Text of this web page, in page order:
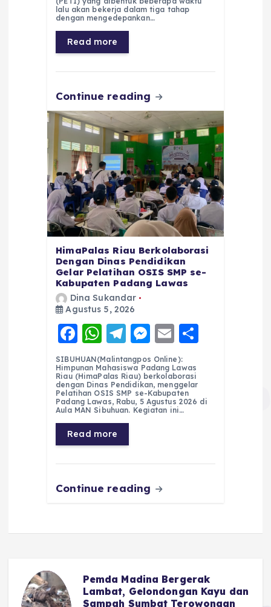
b
o
o
k
A
p
p
r
a
m
n
lalu akan bekerja dalam tiga tahap
dengan mengedepankan…
Read more
Continue reading
HimaPalas Riau Berkolaborasi
Dengan Dinas Pendidikan
Gelar Pelatihan OSIS SMP se-
Kabupaten Padang Lawas
Dina Sukandar
Agustus 5, 2026
F
a
c
e
b
o
o
k
W
h
a
ts
A
p
p
T
el
e
g
r
a
m
M
e
ss
e
n
E
m
ai
l
re
SIBUHUAN(Malintangpos Online):
Himpunan Mahasiswa Padang Lawas
Riau (HimaPalas Riau) berkolaborasi
dengan Dinas Pendidikan, menggelar
Pelatihan OSIS SMP se-Kabupaten
Padang Lawas, Rabu, 5 Agustus 2026 di
Aula MAN Sibuhuan. Kegiatan ini…
Read more
Continue reading
Pemda Madina Bergerak
Lambat, Gelondongan Kayu dan
Sampah Sumbat Terowongan